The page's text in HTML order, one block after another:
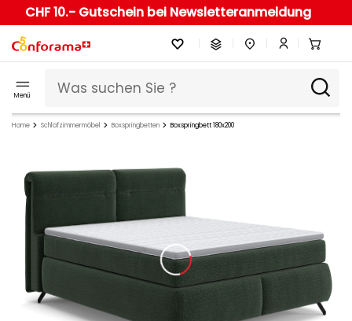
CHF 10.- Gutschein bei Newsletteranmeldung
Menü
Home Schlafzimmermöbel Boxspringbetten Boxspringbett 180x200